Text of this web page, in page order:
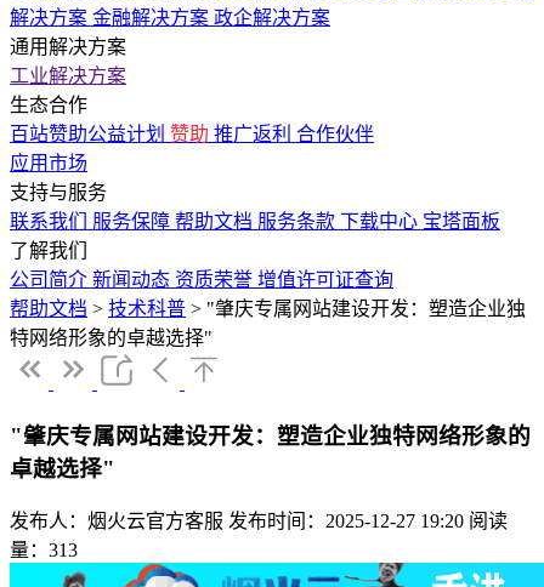
解决方案 金融解决方案 政企解决方案
通用解决方案
工业解决方案
生态合作
百站赞助公益计划 赞助 推广返利 合作伙伴
应用市场
支持与服务
联系我们
服务保障 帮助文档 服务条款 下载中心 宝塔面板
了解我们
公司简介 新闻动态 资质荣誉 增值许可证查询
帮助文档 > 技术科普 > "肇庆专属网站建设开发：塑造企业独
特网络形象的卓越选择"
"肇庆专属网站建设开发：塑造企业独特网络形象的
卓越选择"
发布人：烟火云官方客服 发布时间：2025-12-27 19:20 阅读
量：313